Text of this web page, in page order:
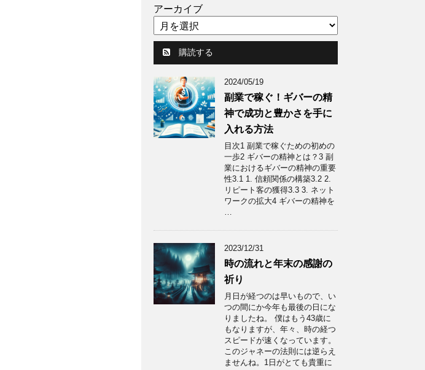
アーカイブ
購読する
2024/05/19
副業で稼ぐ！ギバーの精
神で成功と豊かさを手に
入れる方法
目次1 副業で稼ぐための初めの
一歩2 ギバーの精神とは？3 副
業におけるギバーの精神の重要
性3.1 1. 信頼関係の構築3.2 2.
リピート客の獲得3.3 3. ネット
ワークの拡大4 ギバーの精神を
2023/12/31
時の流れと年末の感謝の
祈り
月日が経つのは早いもので、い
つの間にか今年も最後の日にな
りましたね。 僕はもう43歳に
もなりますが、年々、時の経つ
スピードが速くなっています。
このジャネーの法則には逆らえ
ませんね。1日がとても貴重に